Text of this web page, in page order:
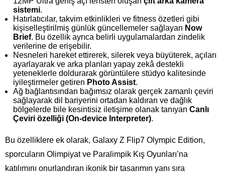
sistemi.
Hatırlatıcılar, takvim etkinlikleri ve fitness özetleri gibi
kişiselleştirilmiş günlük güncellemeler sağlayan Now
Brief. Bu özellik ayrıca belirli uygulamalardan zindelik
verilerine de erişebilir.
Nesneleri hareket ettirerek, silerek veya büyüterek, açıları
ayarlayarak ve arka planları yapay zekâ destekli
yeteneklerle doldurarak görüntülere stüdyo kalitesinde
iyileştirmeler getiren Photo Assist.
Ağ bağlantısından bağımsız olarak gerçek zamanlı çeviri
sağlayarak dil bariyerini ortadan kaldıran ve dağlık
bölgelerde bile kesintisiz iletişime olanak tanıyan Canlı
Çeviri özelliği (On-device Interpreter).
Bu özelliklere ek olarak, Galaxy Z Flip7 Olympic Edition,
sporcuların Olimpiyat ve Paralimpik Kış Oyunları’na
katılımını onurlandıran ikonik bir tasarımın yanı sıra